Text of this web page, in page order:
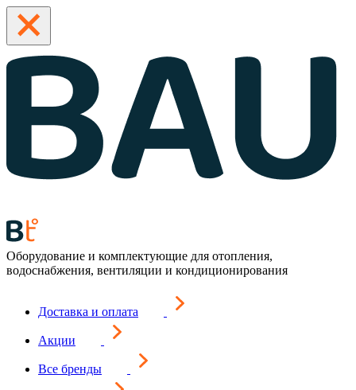
Оборудование и комплектующие для отопления,
водоснабжения, вентиляции и кондиционирования
Доставка и оплата
Акции
Все бренды